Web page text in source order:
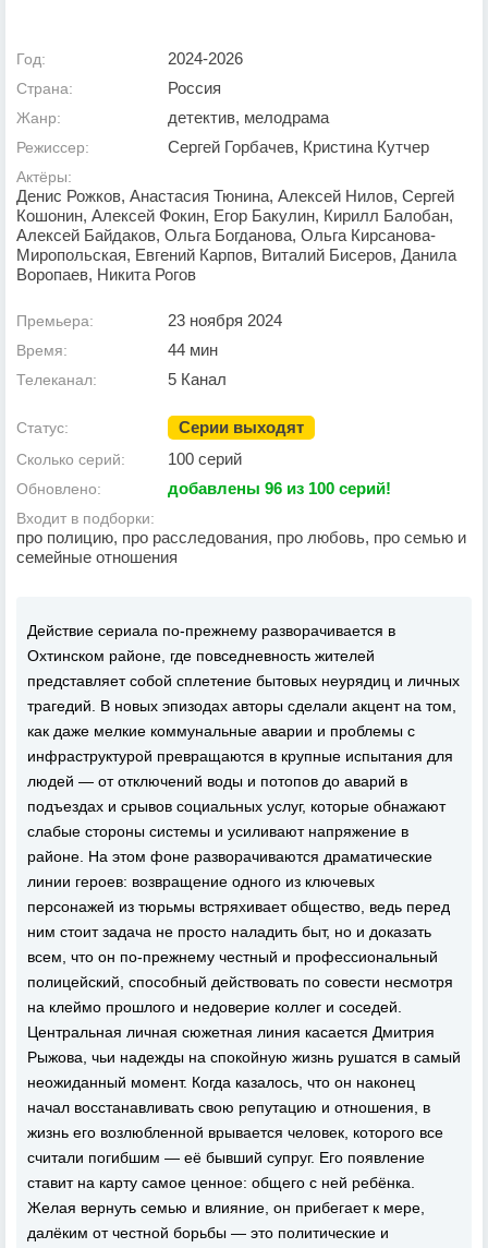
Год: 2024-2026
Страна: Россия
Жанр: детектив, мелодрама
Режиссер: Сергей Горбачев, Кристина Кутчер
Актёры:
Денис Рожков, Анастасия Тюнина, Алексей Нилов, Сергей
Кошонин, Алексей Фокин, Егор Бакулин, Кирилл Балобан,
Алексей Байдаков, Ольга Богданова, Ольга Кирсанова-
Миропольская, Евгений Карпов, Виталий Бисеров, Данила
Воропаев, Никита Рогов
Премьера: 23 ноября 2024
Время: 44 мин
Телеканал: 5 Канал
Статус: Серии выходят
Сколько серий: 100 серий
Обновлено: добавлены 96 из 100 серий!
Входит в подборки:
про полицию, про расследования, про любовь, про семью и
семейные отношения
Действие сериала по-прежнему разворачивается в
Охтинском районе, где повседневность жителей
представляет собой сплетение бытовых неурядиц и личных
трагедий. В новых эпизодах авторы сделали акцент на том,
как даже мелкие коммунальные аварии и проблемы с
инфраструктурой превращаются в крупные испытания для
людей — от отключений воды и потопов до аварий в
подъездах и срывов социальных услуг, которые обнажают
слабые стороны системы и усиливают напряжение в
районе. На этом фоне разворачиваются драматические
линии героев: возвращение одного из ключевых
персонажей из тюрьмы встряхивает общество, ведь перед
ним стоит задача не просто наладить быт, но и доказать
всем, что он по-прежнему честный и профессиональный
полицейский, способный действовать по совести несмотря
на клеймо прошлого и недоверие коллег и соседей.
Центральная личная сюжетная линия касается Дмитрия
Рыжова, чьи надежды на спокойную жизнь рушатся в самый
неожиданный момент. Когда казалось, что он наконец
начал восстанавливать свою репутацию и отношения, в
жизнь его возлюбленной врывается человек, которого все
считали погибшим — её бывший супруг. Его появление
ставит на карту самое ценное: общего с ней ребёнка.
Желая вернуть семью и влияние, он прибегает к мере,
далёким от честной борьбы — это политические и